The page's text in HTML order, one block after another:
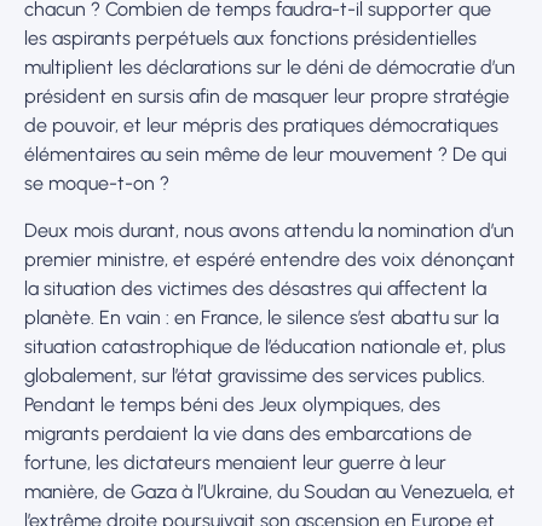
chacun ? Combien de temps faudra-t-il supporter que
les aspirants perpétuels aux fonctions présidentielles
multiplient les déclarations sur le déni de démocratie d’un
président en sursis afin de masquer leur propre stratégie
de pouvoir, et leur mépris des pratiques démocratiques
élémentaires au sein même de leur mouvement ? De qui
se moque-t-on ?
Deux mois durant, nous avons attendu la nomination d’un
premier ministre, et espéré entendre des voix dénonçant
la situation des victimes des désastres qui affectent la
planète. En vain : en France, le silence s’est abattu sur la
situation catastrophique de l’éducation nationale et, plus
globalement, sur l’état gravissime des services publics.
Pendant le temps béni des Jeux olympiques, des
migrants perdaient la vie dans des embarcations de
fortune, les dictateurs menaient leur guerre à leur
manière, de Gaza à l’Ukraine, du Soudan au Venezuela, et
l’extrême droite poursuivait son ascension en Europe et